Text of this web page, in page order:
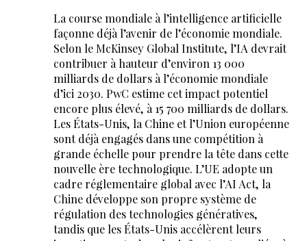
La course mondiale à l’intelligence artificielle
façonne déjà l’avenir de l’économie mondiale.
Selon le McKinsey Global Institute, l’IA devrait
contribuer à hauteur d’environ 13 000
milliards de dollars à l’économie mondiale
d’ici 2030. PwC estime cet impact potentiel
encore plus élevé, à 15 700 milliards de dollars.
Les États-Unis, la Chine et l’Union européenne
sont déjà engagés dans une compétition à
grande échelle pour prendre la tête dans cette
nouvelle ère technologique. L’UE adopte un
cadre réglementaire global avec l’AI Act, la
Chine développe son propre système de
régulation des technologies génératives,
tandis que les États-Unis accélèrent leurs